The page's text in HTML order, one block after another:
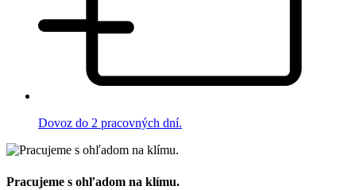
Dovoz do 2 pracovných dní.
Pracujeme s ohľadom na klímu.